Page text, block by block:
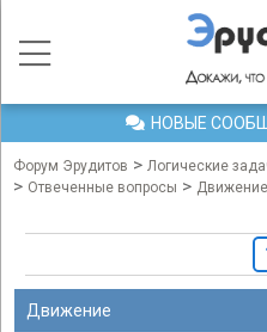
НОВЫЕ
Форум Эрудитов > Логические
> Отвеченные вопросы > Движение
Движение